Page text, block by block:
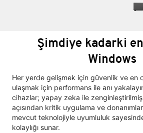
Şimdiye kadarki
Windows
Her yerde gelişmek için güvenlik ve en
ulaşmak için performans ile anı
cihazlar; yapay zeka ile
açısından kritik uygulama ve
mevcut teknolojiyle uyumluluk
kolaylığı sunar.